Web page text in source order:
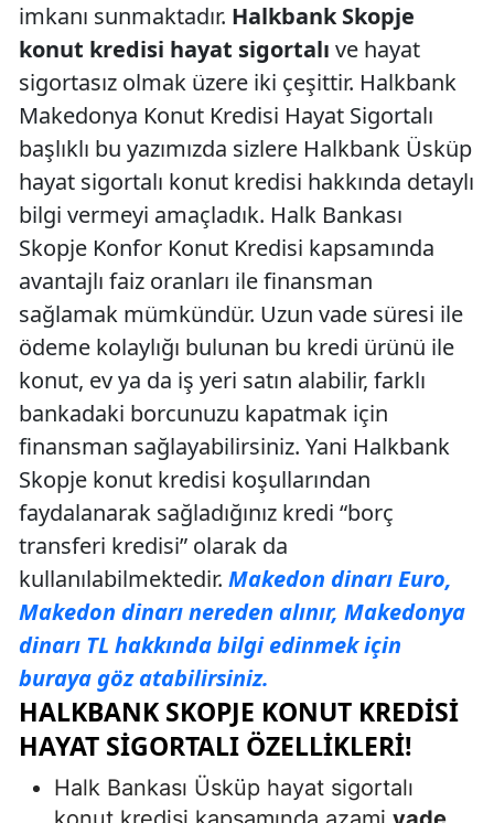
imkanı sunmaktadır. Halkbank Skopje
konut kredisi hayat sigortalı ve hayat
sigortasız olmak üzere iki çeşittir. Halkbank
Makedonya Konut Kredisi Hayat Sigortalı
başlıklı bu yazımızda sizlere Halkbank Üsküp
hayat sigortalı konut kredisi hakkında detaylı
bilgi vermeyi amaçladık. Halk Bankası
Skopje Konfor Konut Kredisi kapsamında
avantajlı faiz oranları ile finansman
sağlamak mümkündür. Uzun vade süresi ile
ödeme kolaylığı bulunan bu kredi ürünü ile
konut, ev ya da iş yeri satın alabilir, farklı
bankadaki borcunuzu kapatmak için
finansman sağlayabilirsiniz. Yani Halkbank
Skopje konut kredisi koşullarından
faydalanarak sağladığınız kredi “borç
transferi kredisi” olarak da
kullanılabilmektedir. Makedon dinarı Euro,
Makedon dinarı nereden alınır, Makedonya
dinarı TL hakkında bilgi edinmek için
buraya göz atabilirsiniz.
HALKBANK SKOPJE KONUT KREDISI
HAYAT SIGORTALI ÖZELLIKLERI!
Halk Bankası Üsküp hayat sigortalı